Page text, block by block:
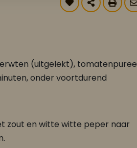
(uitgelekt), tomatenpuree
onder voortdurend
zout en witte witte peper naar